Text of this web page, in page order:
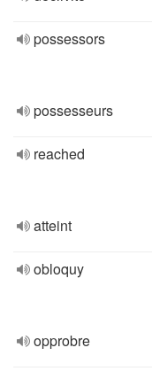
possessors
possesseurs
reached
atteint
obloquy
opprobre